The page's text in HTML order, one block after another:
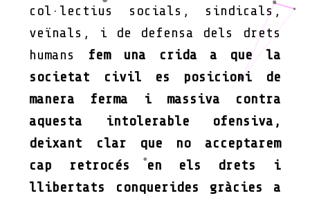
col·lectius socials, sindicals,
veïnals, i de defensa dels drets
humans
fem una crida a que la
societat civil es posicioni de
manera ferma i massiva contra
aquesta intolerable ofensiva,
deixant clar que no acceptarem
cap retrocés en els drets i
llibertats conquerides gràcies a